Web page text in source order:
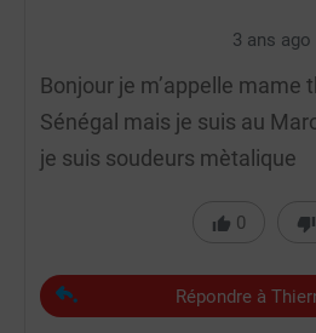
3 ans ago
Bonjour je m’appelle mame
Sénégal mais je suis au
je suis soudeurs mètalique
0
Répondre à